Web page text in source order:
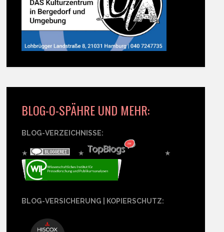
BLOG-O-SPÄHRE UND MEHR:
BLOG-VERZEICHNISSE:
★ ★ ★
BLOG-VERSICHERUNG | KOPIERSCHUTZ: